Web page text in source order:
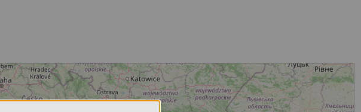
Ładowanie...